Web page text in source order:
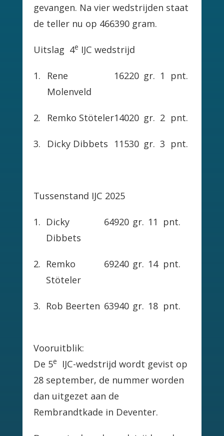
gevangen. Na vier wedstrijden staat
de teller nu op 466390 gram.
Uitslag 4e IJC wedstrijd
1.
Rene
Molenveld
16220 gr. 1 pnt.
2. Remko Stöteler14020 gr. 2 pnt.
3. Dicky Dibbets 11530 gr. 3 pnt.
Tussenstand IJC 2025
1. Dicky
Dibbets
64920 gr. 11 pnt.
2. Remko
Stöteler
69240 gr. 14 pnt.
3. Rob Beerten 63940 gr. 18 pnt.
Vooruitblik:
De 5e
IJC-wedstrijd wordt gevist op
28 september, de nummer worden
dan uitgezet aan de
Rembrandtkade in Deventer.